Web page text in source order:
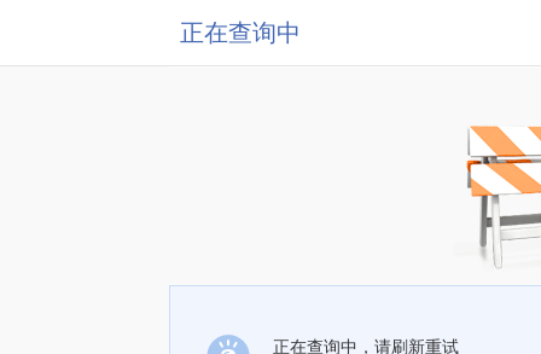
正在查询中
正在查询中，请刷新重试